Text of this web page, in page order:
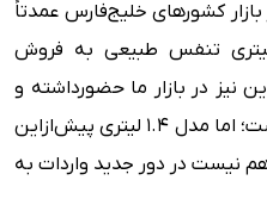
اکسنت ۲۰۲۲ – ۲۰۲۳ در بازار کشورهای خلیج‌فارس عمدتاً
موتورهای ۱.۴ لیتری و ۱.۶ لیتری تنفس طبیعی به فروش
پیش‌ازاین نیز در بازار ما حضورداشته و
توان فنی قابل‌قبولی ارائه داده است؛ اما مدل ۱.۴ لیتری پیش‌ازاین
نیست در دور جدید واردات به